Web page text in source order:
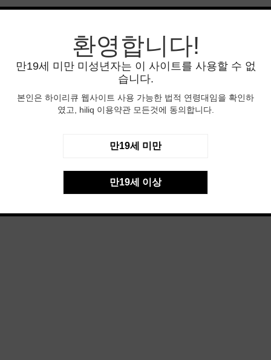
환영합니다!
만19세 미만 미성년자는 이 사이트를 사용할 수 없
습니다.
본인은 하이리큐 웹사이트 사용 가능한 법적 연령대임을 확인하
였고, hiliq 이용약관 모든것에 동의합니다.
만19세 미만
만19세 이상